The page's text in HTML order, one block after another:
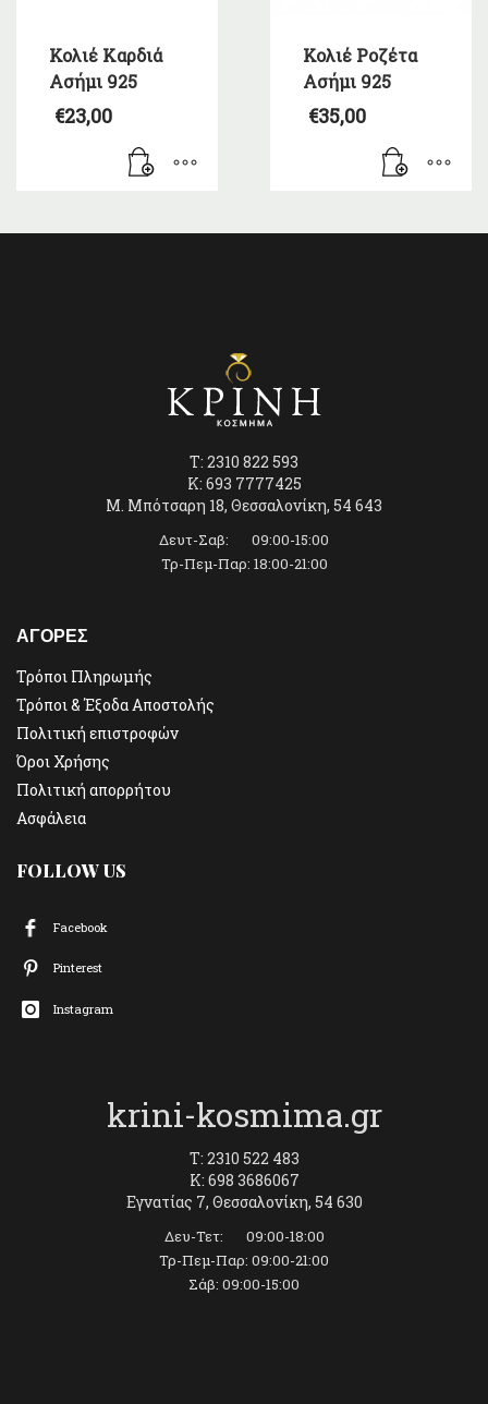
Κολιέ Καρδιά
Ασήμι 925
€23,00
Κολιέ Ροζέτα
Ασήμι 925
€35,00
T: 2310 822 593
K: 693 7777425
Μ. Μπότσαρη 18, Θεσσαλονίκη, 54 643
Δευτ-Σαβ: 09:00-15:00
Τρ-Πεμ-Παρ: 18:00-21:00
ΑΓΟΡΕΣ
Τρόποι Πληρωμής
Τρόποι & Έξοδα Αποστολής
Πολιτική επιστροφών
Όροι Χρήσης
Πολιτική απορρήτου
Ασφάλεια
FOLLOW US
Facebook
Pinterest
Instagram
krini-kosmima.gr
T: 2310 522 483
K: 698 3686067
Εγνατίας 7, Θεσσαλονίκη, 54 630
Δευ-Τετ: 09:00-18:00
Τρ-Πεμ-Παρ: 09:00-21:00
Σάβ: 09:00-15:00